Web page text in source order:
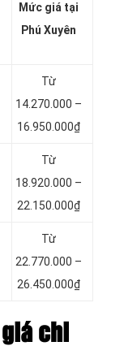
Mức giá tại
Phú Xuyên
Từ
14.270.000 –
16.950.000₫
Từ
18.920.000 –
22.150.000₫
Từ
22.770.000 –
26.450.000₫
chi